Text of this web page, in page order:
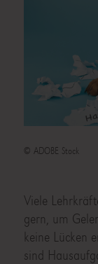
© ADOBE Stock
Viele
gern, um
keine Lücken
sind